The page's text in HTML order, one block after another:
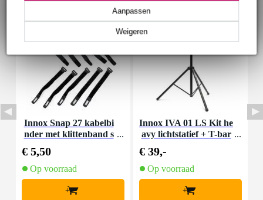
Weigeren
Aanpassen
Innox Snap 27 kabelbi
nder met klittenband s
€ 5,50
Op voorraad
+
Innox IVA 01 LS Kit he
avy lichtstatief + T-bar
€ 39,-
Op voorraad
+